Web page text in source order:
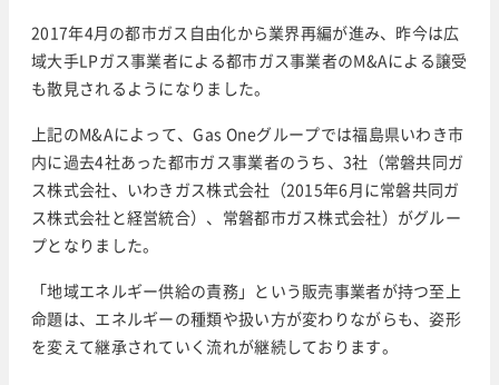
2017年4月の都市ガス自由化から業界再編が進み、昨今は広
域大手LPガス事業者による都市ガス事業者のM&Aによる譲受
も散見されるようになりました。
上記のM&Aによって、Gas Oneグループでは福島県いわき市
内に過去4社あった都市ガス事業者のうち、3社（常磐共同ガ
ス株式会社、いわきガス株式会社（2015年6月に常磐共同ガ
ス株式会社と経営統合）、常磐都市ガス株式会社）がグルー
プとなりました。
「地域エネルギー供給の責務」という販売事業者が持つ至上
命題は、エネルギーの種類や扱い方が変わりながらも、姿形
を変えて継承されていく流れが継続しております。